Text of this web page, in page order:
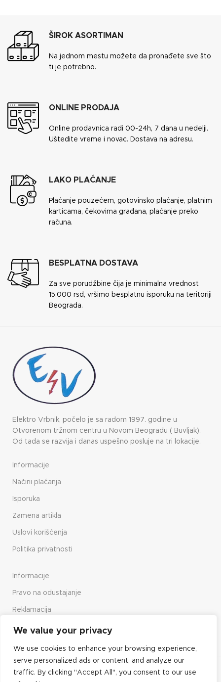
We value your privacy
We use cookies to enhance your browsing experience,
serve personalized ads or content, and analyze our
traffic. By clicking "Accept All", you consent to our use
ŠIROK ASORTIMAN
Na jednom mestu možete da pronađete sve što
ti je potrebno.
ONLINE PRODAJA
Online prodavnica radi 00-24h, 7 dana u nedelji.
Uštedite vreme i novac. Dostava na adresu.
LAKO PLAĆANJE
Plaćanje pouzećem, gotovinsko plaćanje, platnim
karticama, čekovima građana, plaćanje preko
računa.
BESPLATNA DOSTAVA
Za sve porudžbine čija je minimalna vrednost
15.000 rsd, vršimo besplatnu isporuku na teritoriji
Beograda.
Elektro Vrbnik, počelo je sa radom 1997. godine u
Otvorenom tržnom centru u Novom Beogradu ( Buvljak).
Od tada se razvija i danas uspešno posluje na tri lokacije.
Informacije
Načini plaćanja
Isporuka
Zamena artikla
Uslovi korišćenja
Politika privatnosti
Informacije
Pravo na odustajanje
Reklamacija
Način upotrebe sajta
Copyright© 2023 Elektro Vrbnik